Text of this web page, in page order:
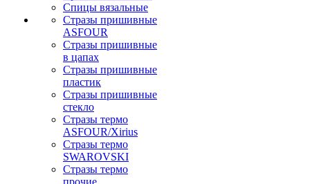
Спицы вязальные
Стразы пришивные
ASFOUR
Стразы пришивные
в цапах
Стразы пришивные
пластик
Стразы пришивные
стекло
Стразы термо
ASFOUR/Xirius
Стразы термо
SWAROVSKI
Стразы термо
прочие